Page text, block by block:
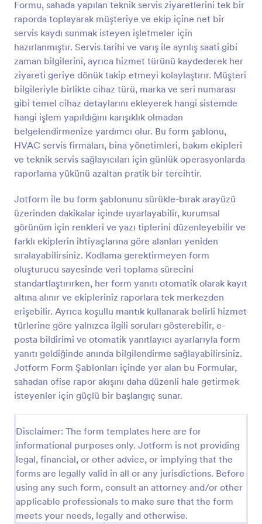
Formu, sahada yapılan teknik servis ziyaretlerini tek bir
raporda toplayarak müşteriye ve ekip içine net bir
servis kaydı sunmak isteyen işletmeler için
hazırlanmıştır. Servis tarihi ve varış ile ayrılış saati gibi
zaman bilgilerini, ayrıca hizmet türünü kaydederek her
ziyareti geriye dönük takip etmeyi kolaylaştırır. Müşteri
bilgileriyle birlikte cihaz türü, marka ve seri numarası
gibi temel cihaz detaylarını ekleyerek hangi sistemde
hangi işlem yapıldığını karışıklık olmadan
belgelendirmenize yardımcı olur. Bu form şablonu,
HVAC servis firmaları, bina yönetimleri, bakım ekipleri
ve teknik servis sağlayıcıları için günlük operasyonlarda
raporlama yükünü azaltan pratik bir tercihtir.
Jotform ile bu form şablonunu sürükle-bırak arayüzü
üzerinden dakikalar içinde uyarlayabilir, kurumsal
görünüm için renkleri ve yazı tiplerini düzenleyebilir ve
farklı ekiplerin ihtiyaçlarına göre alanları yeniden
sıralayabilirsiniz. Kodlama gerektirmeyen form
oluşturucu sayesinde veri toplama sürecini
standartlaştırırken, her form yanıtı otomatik olarak kayıt
altına alınır ve ekipleriniz raporlara tek merkezden
erişebilir. Ayrıca koşullu mantık kullanarak belirli hizmet
türlerine göre yalnızca ilgili soruları gösterebilir, e-
posta bildirimi ve otomatik yanıtlayıcı ayarlarıyla form
yanıtı geldiğinde anında bilgilendirme sağlayabilirsiniz.
Jotform Form Şablonları içinde yer alan bu Formular,
sahadan ofise rapor akışını daha düzenli hale getirmek
isteyenler için güçlü bir başlangıç sunar.
Disclaimer: The form templates here are for
informational purposes only. Jotform is not providing
legal, financial, or other advice, or implying that the
forms are legally valid in all or any jurisdictions. Before
using any such form, consult an attorney and/or other
applicable professionals to make sure that the form
meets your needs, legally and otherwise.
Önizleme
Bakım Kaydı Formu
Bakım Kayıt Formu, ekipman bakım ve onarım
işlemlerini Jotform ile online şekilde kaydetmek,
takip etmek ve veri toplama sürecini hızlandırmak
isteyen teknik ekipler ve işletmeler için idealdir.
Go to Category:
Bakım Formları
Şablon Kullan
Önizleme